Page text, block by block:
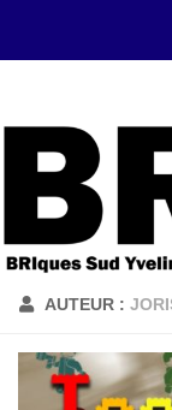
AUTEUR :